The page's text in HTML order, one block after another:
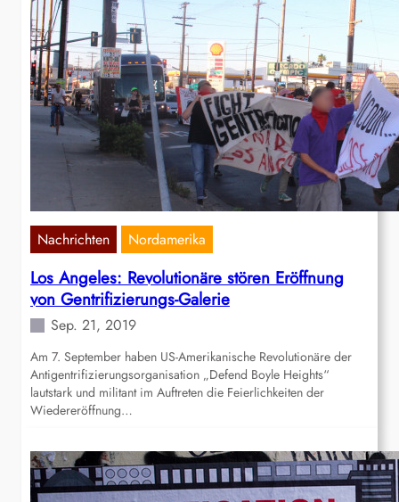
Nachrichten Nordamerika
Los Angeles: Revolutionäre stören Eröffnung
von Gentrifizierungs-Galerie
Sep. 21, 2019
Am 7. September haben US-Amerikanische Revolutionäre der
Antigentrifizierungsorganisation „Defend Boyle Heights“
lautstark und militant im Auftreten die Feierlichkeiten der
Wiedereröffnung…